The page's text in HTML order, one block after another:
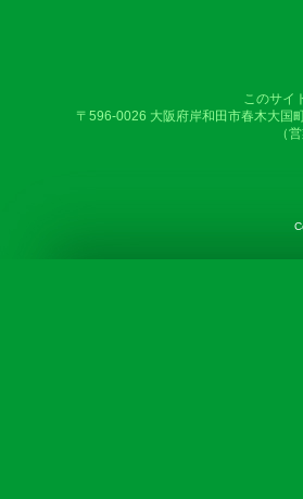
このサイ
〒596-0026 大阪府岸和田市春木大国
（